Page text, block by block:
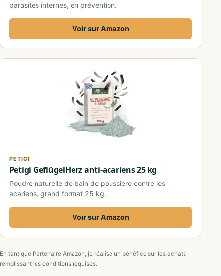
parasites internes, en prévention.
Voir sur Amazon
PETIGI
Petigi GeflügelHerz anti-acariens 25 kg
Poudre naturelle de bain de poussière contre les
acariens, grand format 25 kg.
Voir sur Amazon
En tant que Partenaire Amazon, je réalise un bénéfice sur les achats
remplissant les conditions requises.